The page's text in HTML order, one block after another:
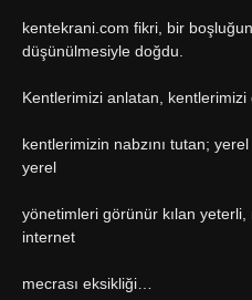
kentekrani.com fikri, bir
düşünülmesiyle doğdu.
Kentlerimizi anlatan,
kentlerimizin nabzını tutan;
yerel
yönetimleri görünür kılan yeterli,
internet
mecrası eksikliği…